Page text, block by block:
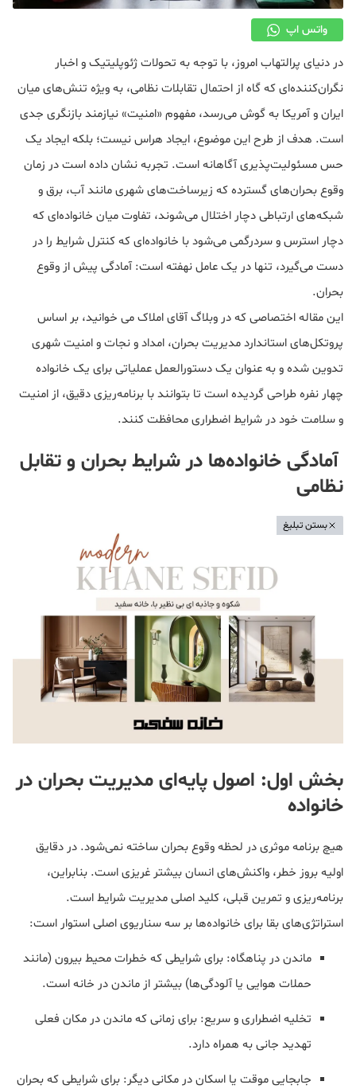
واتس اپ
در دنیای پرالتهاب امروز، با توجه به تحولات ژئوپلیتیک و اخبار
نگران‌کننده‌ای که گاه از احتمال تقابلات نظامی، به ویژه تنش‌های میان
ایران و آمریکا به گوش می‌رسد، مفهوم «امنیت» نیازمند بازنگری جدی
است. هدف از طرح این موضوع، ایجاد هراس نیست؛ بلکه ایجاد یک
حس مسئولیت‌پذیری آگاهانه است. تجربه نشان داده است در زمان
وقوع بحران‌های گسترده که زیرساخت‌های شهری مانند آب، برق و
شبکه‌های ارتباطی دچار اختلال می‌شوند، تفاوت میان خانواده‌ای که
دچار استرس و سردرگمی می‌شود با خانواده‌ای که کنترل شرایط را در
دست می‌گیرد، تنها در یک عامل نهفته است: آمادگی پیش از وقوع
بحران.
این مقاله اختصاصی که در وبلاگ آقای املاک می خوانید، بر اساس
پروتکل‌های استاندارد مدیریت بحران، امداد و نجات و امنیت شهری
تدوین شده و به عنوان یک دستورالعمل عملیاتی برای یک خانواده
چهار نفره طراحی گردیده است تا بتوانند با برنامه‌ریزی دقیق، از امنیت
و سلامت خود در شرایط اضطراری محافظت کنند.
آمادگی خانواده‌ها در شرایط بحران و تقابل
نظامی
بستن تبلیغ
بخش اول: اصول پایه‌ای مدیریت بحران در
خانواده
هیچ برنامه موثری در لحظه وقوع بحران ساخته نمی‌شود. در دقایق
اولیه بروز خطر، واکنش‌های انسان بیشتر غریزی است. بنابراین،
برنامه‌ریزی و تمرین قبلی، کلید اصلی مدیریت شرایط است.
استراتژی‌های بقا برای خانواده‌ها بر سه سناریوی اصلی استوار است:
ماندن در پناهگاه: برای شرایطی که خطرات محیط بیرون (مانند
حملات هوایی یا آلودگی‌ها) بیشتر از ماندن در خانه است.
تخلیه اضطراری و سریع: برای زمانی که ماندن در مکان فعلی
تهدید جانی به همراه دارد.
جابجایی موقت یا اسکان در مکانی دیگر: برای شرایطی که بحران